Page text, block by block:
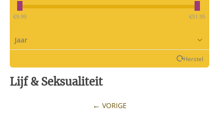
‎€9.99 ‎€51.95
Jaar
Herstel
Lijf & Seksualiteit
VORIGE